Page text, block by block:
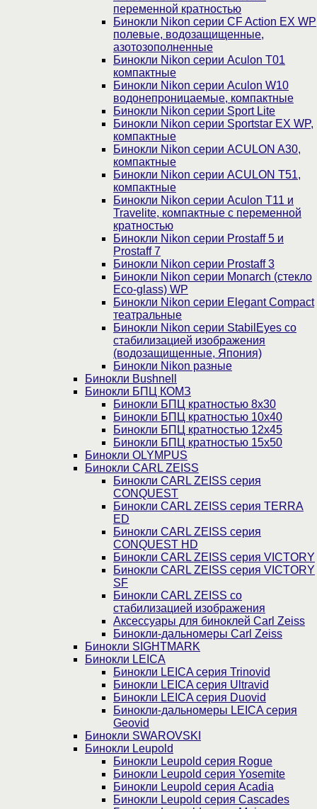
переменной кратностью
Бинокли Nikon серии СF Action EX WP
полевые, водозащищенные,
азотозополненные
Бинокли Nikon серии Aculon T01
компактные
Бинокли Nikon серии Aculon W10
водонепроницаемые, компактные
Бинокли Nikon серии Sport Lite
Бинокли Nikon серии Sportstar EX WP,
компактные
Бинокли Nikon серии ACULON A30,
компактные
Бинокли Nikon серии ACULON Т51,
компактные
Бинокли Nikon серии Aculon T11 и
Travelite, компактные с переменной
кратностью
Бинокли Nikon серии Prostaff 5 и
Prostaff 7
Бинокли Nikon серии Prostaff 3
Бинокли Nikon серии Monarch (стекло
Eco-glass) WP
Бинокли Nikon серии Elegant Compact
театральные
Бинокли Nikon серии StabilEyes со
стабилизацией изображения
(водозащищенные, Япония)
Бинокли Nikon разные
Бинокли Bushnell
Бинокли БПЦ КОМЗ
Бинокли БПЦ кратностью 8х30
Бинокли БПЦ кратностью 10х40
Бинокли БПЦ кратностью 12х45
Бинокли БПЦ кратностью 15х50
Бинокли OLYMPUS
Бинокли CARL ZEISS
Бинокли CARL ZEISS серия
CONQUEST
Бинокли CARL ZEISS серия TERRA
ED
Бинокли CARL ZEISS серия
CONQUEST HD
Бинокли CARL ZEISS серия VICTORY
Бинокли CARL ZEISS серия VICTORY
SF
Бинокли CARL ZEISS со
стабилизацией изображения
Аксессуары для биноклей Carl Zeiss
Бинокли-дальномеры Carl Zeiss
Бинокли SIGHTMARK
Бинокли LEICA
Бинокли LEICA серия Trinovid
Бинокли LEICA серия Ultravid
Бинокли LEICA серия Duovid
Бинокли-дальномеры LEICA серия
Geovid
Бинокли SWAROVSKI
Бинокли Leupold
Бинокли Leupold серия Rogue
Бинокли Leupold серия Yosemite
Бинокли Leupold серия Acadia
Бинокли Leupold серия Cascades